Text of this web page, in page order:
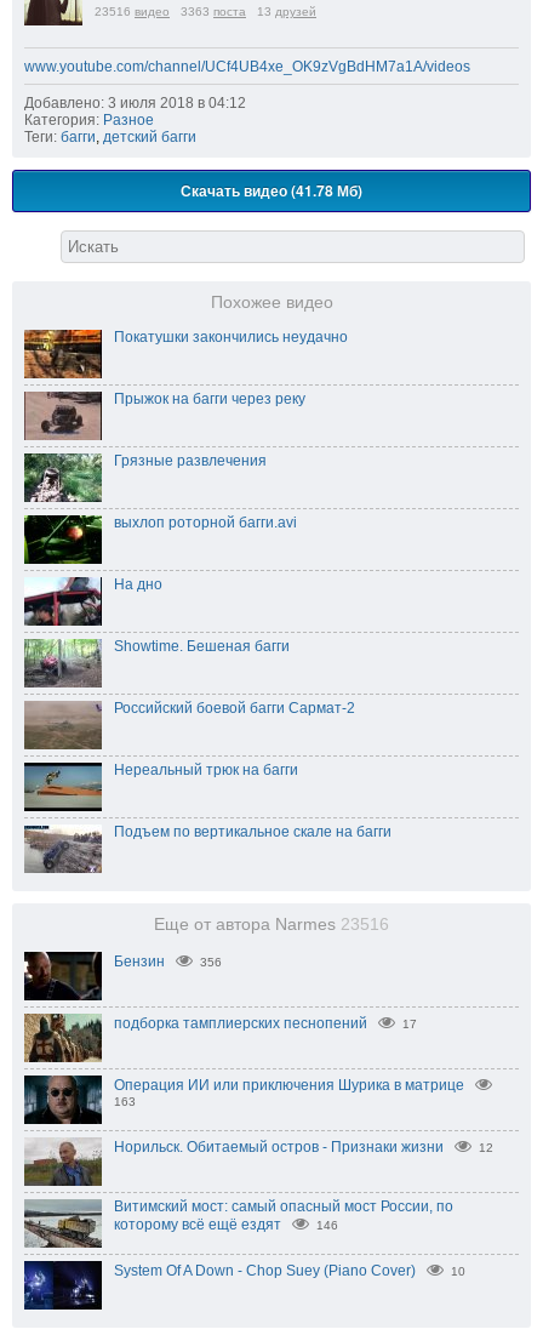
23516 видео 3363 поста 13 друзей
www.youtube.com/channel/UCf4UB4xe_OK9zVgBdHM7a1A/videos
Добавлено: 3 июля 2018 в 04:12
Категория: Разное
Теги: багги, детский багги
Скачать видео (41.78 Мб)
Похожее видео
Покатушки закончились неудачно
Прыжок на багги через реку
Грязные развлечения
выхлоп роторной багги.avi
На дно
Showtime. Бешеная багги
Российский боевой багги Сармат-2
Нереальный трюк на багги
Подъем по вертикальное скале на багги
Еще от автора Narmes 23516
Бензин 356
подборка тамплиерских песнопений 17
Операция ИИ или приключения Шурика в матрице
163
Норильск. Обитаемый остров - Признаки жизни 12
Витимский мост: самый опасный мост России, по
которому всё ещё ездят
146
System Of A Down - Chop Suey (Piano Cover) 10